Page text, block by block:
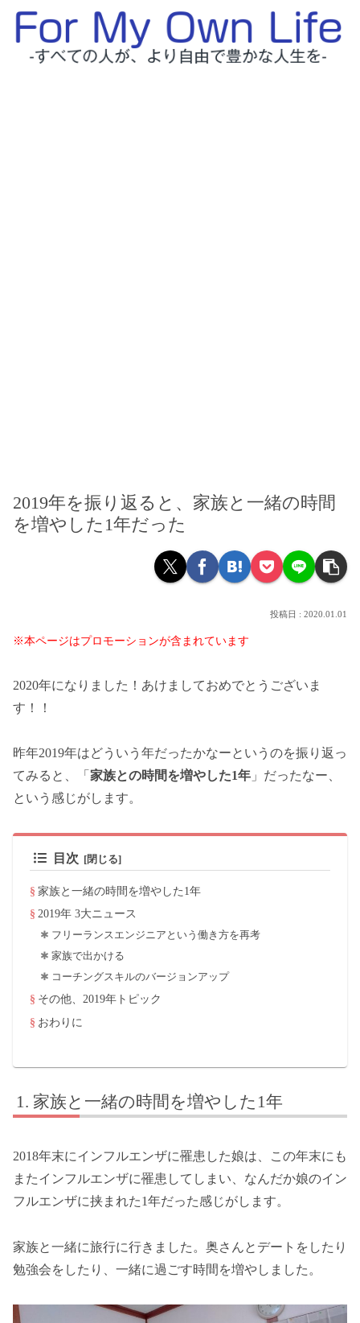
2019年を振り返ると、家族と一緒の時間
を増やした1年だった
2020.01.01
※本ページはプロモーションが含まれています
2020年になりました！あけましておめでとうございま
す！！
昨年2019年はどういう年だったかなーというのを振り返っ
てみると、「 家族との時間を増やした1年 」だったなー、
という感じがします。
目次
家族と一緒の時間を増やした1年
2019年 3大ニュース
フリーランスエンジニアという働き方を再考
家族で出かける
コーチングスキルのバージョンアップ
その他、2019年トピック
おわりに
家族と一緒の時間を増やした1年
2018年末にインフルエンザに罹患した娘は、この年末にも
またインフルエンザに罹患してしまい、なんだか娘のイン
フルエンザに挟まれた1年だった感じがします。
家族と一緒に旅行に行きました。奥さんとデートをしたり
勉強会をしたり、一緒に過ごす時間を増やしました。